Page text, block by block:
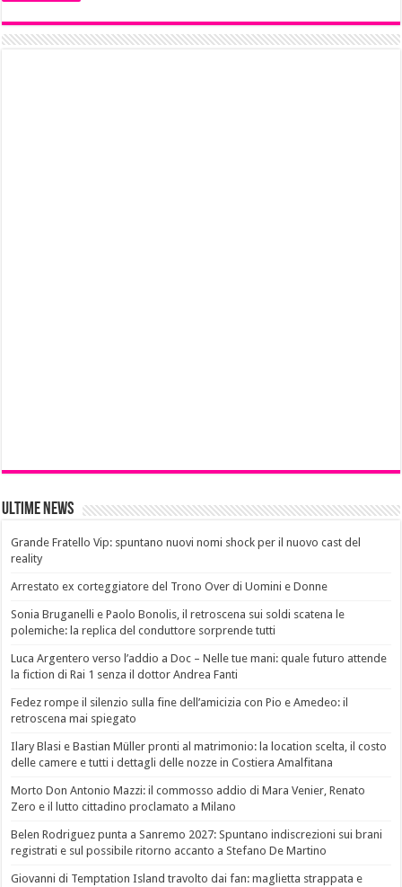
Ultime News
Grande Fratello Vip: spuntano nuovi nomi shock per il nuovo cast del
reality
Arrestato ex corteggiatore del Trono Over di Uomini e Donne
Sonia Bruganelli e Paolo Bonolis, il retroscena sui soldi scatena le
polemiche: la replica del conduttore sorprende tutti
Luca Argentero verso l’addio a Doc – Nelle tue mani: quale futuro attende
la fiction di Rai 1 senza il dottor Andrea Fanti
Fedez rompe il silenzio sulla fine dell’amicizia con Pio e Amedeo: il
retroscena mai spiegato
Ilary Blasi e Bastian Müller pronti al matrimonio: la location scelta, il costo
delle camere e tutti i dettagli delle nozze in Costiera Amalfitana
Morto Don Antonio Mazzi: il commosso addio di Mara Venier, Renato
Zero e il lutto cittadino proclamato a Milano
Belen Rodriguez punta a Sanremo 2027: Spuntano indiscrezioni sui brani
registrati e sul possibile ritorno accanto a Stefano De Martino
Giovanni di Temptation Island travolto dai fan: maglietta strappata e